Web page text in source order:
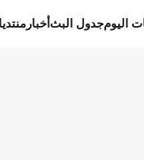
اليومجدول البثأخبار